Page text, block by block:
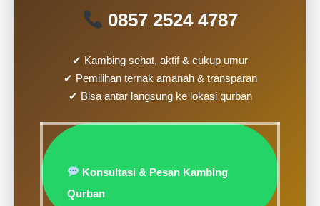
0857 2524 4787
✔ Kambing sehat, aktif & cukup umur
✔ Pemilihan ternak amanah & transparan
✔ Bisa antar langsung ke lokasi qurban
Konsultasi & Pesan Kambing
Qurban